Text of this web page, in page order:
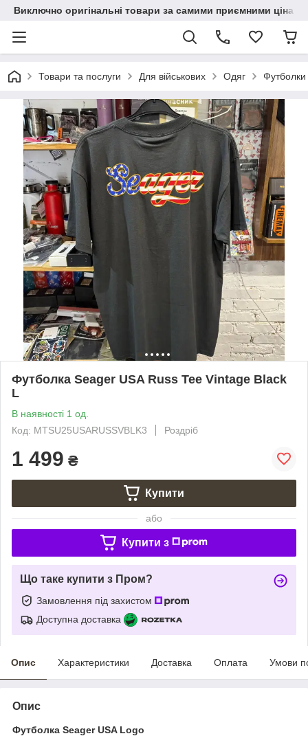
Виключно оригінальні товари за самими приємними
Товари та послуги Для військових Одяг Футболки
Футболка Seager USA Russ Tee Vintage Black
L
В наявності 1 од.
Код: MTSU25USARUSSVBLK3
Роздріб
1 499 ₴
Купити
або
Купити з
Що таке купити з Пром?
Замовлення під захистом
Доступна доставка
Опис Характеристики Доставка Оплата Умови
Опис
Футболка Seager USA Logo